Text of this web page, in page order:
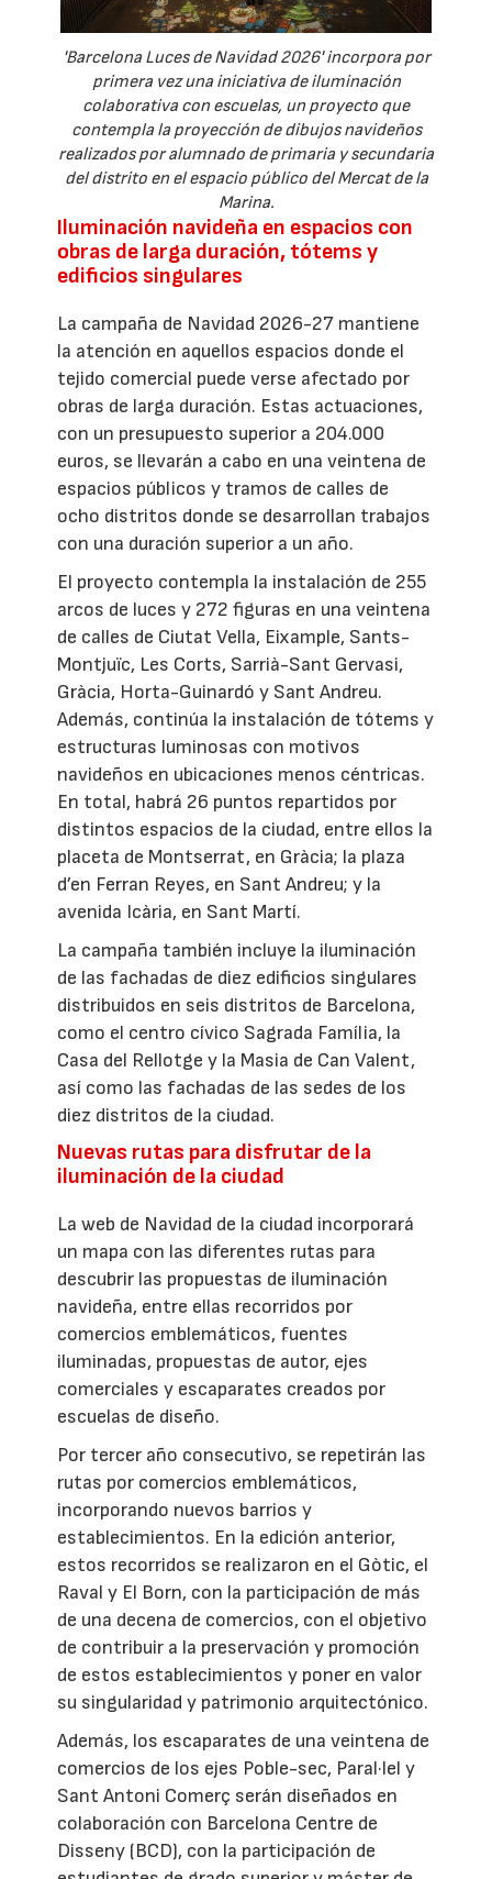
'Barcelona Luces de Navidad 2026' incorpora por
primera vez una iniciativa de iluminación
colaborativa con escuelas, un proyecto que
contempla la proyección de dibujos navideños
realizados por alumnado de primaria y secundaria
del distrito en el espacio público del Mercat de la
Marina.
Iluminación navideña en espacios con
obras de larga duración, tótems y
edificios singulares
La campaña de Navidad 2026-27 mantiene
la atención en aquellos espacios donde el
tejido comercial puede verse afectado por
obras de larga duración. Estas actuaciones,
con un presupuesto superior a 204.000
euros, se llevarán a cabo en una veintena de
espacios públicos y tramos de calles de
ocho distritos donde se desarrollan trabajos
con una duración superior a un año.
El proyecto contempla la instalación de 255
arcos de luces y 272 figuras en una veintena
de calles de Ciutat Vella, Eixample, Sants-
Montjuïc, Les Corts, Sarrià-Sant Gervasi,
Gràcia, Horta-Guinardó y Sant Andreu.
Además, continúa la instalación de tótems y
estructuras luminosas con motivos
navideños en ubicaciones menos céntricas.
En total, habrá 26 puntos repartidos por
distintos espacios de la ciudad, entre ellos la
placeta de Montserrat, en Gràcia; la plaza
d’en Ferran Reyes, en Sant Andreu; y la
avenida Icària, en Sant Martí.
La campaña también incluye la iluminación
de las fachadas de diez edificios singulares
distribuidos en seis distritos de Barcelona,
como el centro cívico Sagrada Família, la
Casa del Rellotge y la Masia de Can Valent,
así como las fachadas de las sedes de los
diez distritos de la ciudad.
Nuevas rutas para disfrutar de la
iluminación de la ciudad
La web de Navidad de la ciudad incorporará
un mapa con las diferentes rutas para
descubrir las propuestas de iluminación
navideña, entre ellas recorridos por
comercios emblemáticos, fuentes
iluminadas, propuestas de autor, ejes
comerciales y escaparates creados por
escuelas de diseño.
Por tercer año consecutivo, se repetirán las
rutas por comercios emblemáticos,
incorporando nuevos barrios y
establecimientos. En la edición anterior,
estos recorridos se realizaron en el Gòtic, el
Raval y El Born, con la participación de más
de una decena de comercios, con el objetivo
de contribuir a la preservación y promoción
de estos establecimientos y poner en valor
su singularidad y patrimonio arquitectónico.
Además, los escaparates de una veintena de
comercios de los ejes Poble-sec, Paral·lel y
Sant Antoni Comerç serán diseñados en
colaboración con Barcelona Centre de
Disseny (BCD), con la participación de